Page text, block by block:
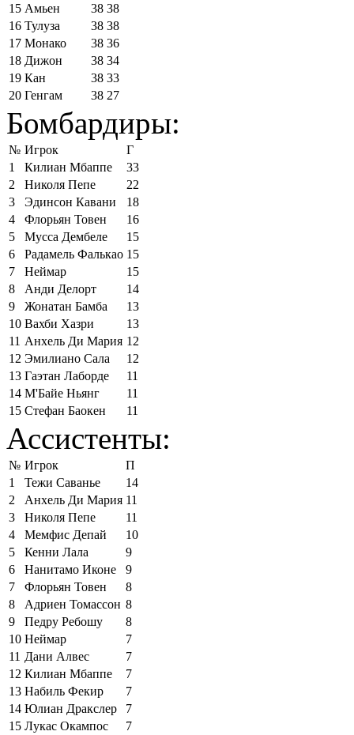
15 Амьен 38 38
16 Тулуза 38 38
17 Монако 38 36
18 Дижон 38 34
19 Кан 38 33
20 Генгам 38 27
Бомбардиры:
№ Игрок
Г
1
Килиан Мбаппе
33
2
Николя Пепе
22
3
Эдинсон Кавани
18
4
Флорьян Товен
16
5
Мусса Дембеле
15
6
Радамель Фалькао 15
7
Неймар
15
8
Анди Делорт
14
9
Жонатан Бамба
13
10 Вахби Хазри
13
11 Анхель Ди Мария 12
12 Эмилиано Сала
12
13 Гаэтан Лаборде
11
14 М'Байе Ньянг
11
15 Стефан Баокен 11
Ассистенты:
№ Игрок
П
1
Тежи Саванье
14
2
Анхель Ди Мария 11
3
Николя Пепе
11
4
Мемфис Депай
10
5
Кенни Лала
9
6
Нанитамо Иконе
9
7
Флорьян Товен
8
8
Адриен Томассон 8
9
Педру Ребошу
8
10 Неймар
7
11 Дани Алвес
7
12 Килиан Мбаппе
7
13 Набиль Фекир
7
14 Юлиан Дракслер
7
15 Лукас Окампос 7